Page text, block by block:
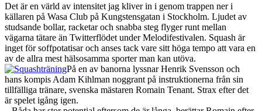
Det är en värld av intensitet jag kliver in i genom trappen ner i
källaren på Wasa Club på Kungstensgatan i Stockholm. Ljudet av
studsande bollar, racketar och snabba steg flyger runt mellan
vägarna tätare än Twitterflödet under Melodifestivalen. Squash är
inget för soffpotatisar och anses tack vare sitt höga tempo att vara en
av de allra mest hälsosamma sporter man kan utöva.
På en av banorna lyssnar Henrik Svensson och
hans kompis Adam Kihlman noggrant på instruktionerna från sin
tillfälliga tränare, svenska mästaren Romain Tenant. Strax efter det
är spelet igång igen.